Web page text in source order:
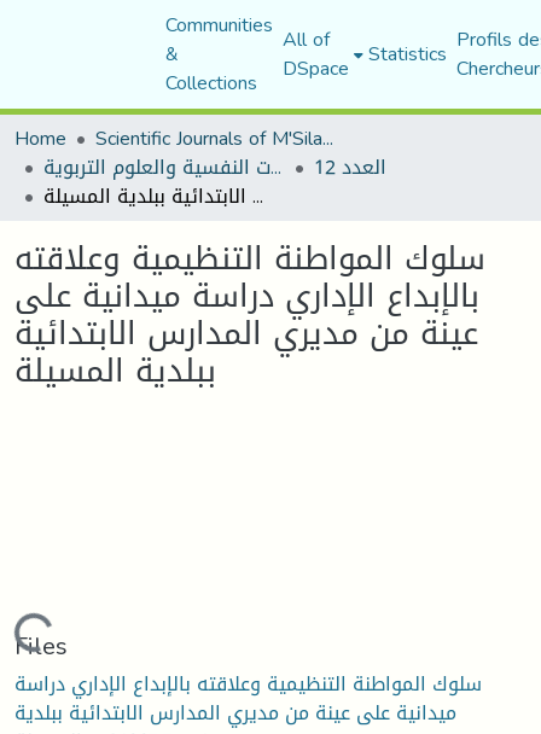
Communities
&
Collections
All of
DSpace Statistics Profils
Home
Scientific Journals of M'Sila University
مجلة الجامع في الدراسات النفسية والعلوم التربوية العدد 12
سلوك المواطنة التنظيمية وعلاقته بالإبداع الإداري دراسة ميدانية على عينة من مديري المدارس الابتدائية ببلدية المسيلة
سلوك المواطنة التنظيمية وعلاقته
بالإبداع الإداري دراسة ميدانية على
عينة من مديري المدارس الابتدائية
ببلدية المسيلة
Loading...
Files
سلوك المواطنة التنظيمية وعلاقته بالإبداع الإداري دراسة
ميدانية على عينة من مديري المدارس الابتدائية ببلدية